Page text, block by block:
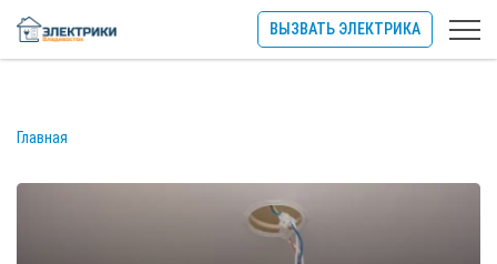
ВЫЗВАТЬ ЭЛЕКТРИКА
Главная